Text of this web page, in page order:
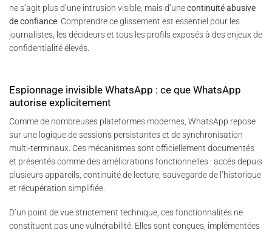
ne s’agit plus d’une intrusion visible, mais d’unecontinuité abusive
de confiance . Comprendre ce glissement est essentiel pour les
journalistes, les décideurs et tous les profils exposés à des enjeux de
confidentialité élevés.
Espionnage invisible WhatsApp : ce que WhatsApp
autorise explicitement
Comme de nombreuses plateformes modernes, WhatsApp repose
sur une logique de sessions persistantes et de synchronisation
multi-terminaux. Ces mécanismes sont officiellement documentés
et présentés comme des améliorations fonctionnelles : accès depuis
plusieurs appareils, continuité de lecture, sauvegarde de l’historique
et récupération simplifiée.
D’un point de vue strictement technique, ces fonctionnalités ne
constituent pas une vulnérabilité. Elles sont conçues, implémentées